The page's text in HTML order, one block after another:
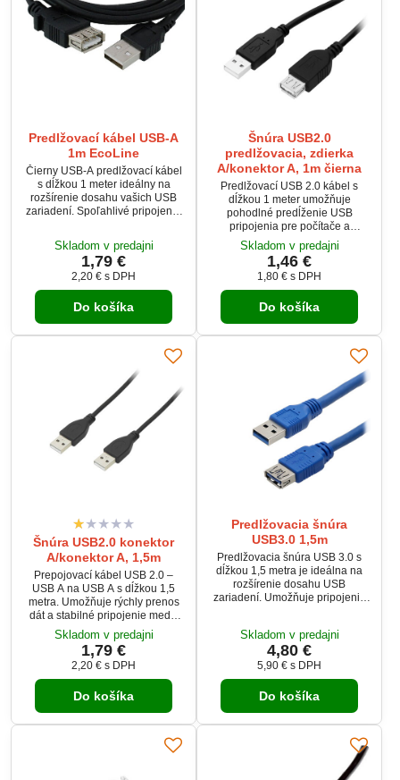
Predlžovací kábel USB-A
1m EcoLine
Čierny USB-A predlžovací kábel
s dĺžkou 1 meter ideálny na
rozšírenie dosahu vašich USB
zariadení. Spoľahlivé pripojenie
Skladom v predajni
1,79 €
2,20 € s DPH
Do košíka
Šnúra USB2.0
predlžovacia, zdierka
A/konektor A, 1m čierna
Predlžovací USB 2.0 kábel s
dĺžkou 1 meter umožňuje
pohodlné predĺženie USB
pripojenia pre počítače a
príslušenstvo. Spoľahlivý prenos
dát a napájania zabezpečuje
bezproblémové používanie
zariadení. Čierne prevedenie
pôsobí elegantne a univerzálne.
Ideálny pre domácnosť,
používanie.
Skladom v predajni
1,46 €
1,80 € s DPH
Do košíka
Šnúra USB2.0 konektor
A/konektor A, 1,5m
Prepojovací kábel USB 2.0 –
USB A na USB A s dĺžkou 1,5
metra. Umožňuje rýchly prenos
dát a stabilné pripojenie medzi
kompatibilnými zariadeniami, ako
sú pevné disky, počítače,
tlačiarne a ďalšie periférie.
Skladom v predajni
1,79 €
2,20 € s DPH
Do košíka
Predlžovacia šnúra
USB3.0 1,5m
Predlžovacia šnúra USB 3.0 s
dĺžkou 1,5 metra je ideálna na
rozšírenie dosahu USB
zariadení. Umožňuje pripojenie
USB 3.0 štandard zabezpečuje
rýchly prenos dát až 5 Gb/s, čo je
ideálne pre náročnejšie
aplikácie. Vysoká kvalita a
spoľahlivosť tejto šnúry
zabezpečuje bezproblémový
Skladom v predajni
4,80 €
5,90 € s DPH
Do košíka